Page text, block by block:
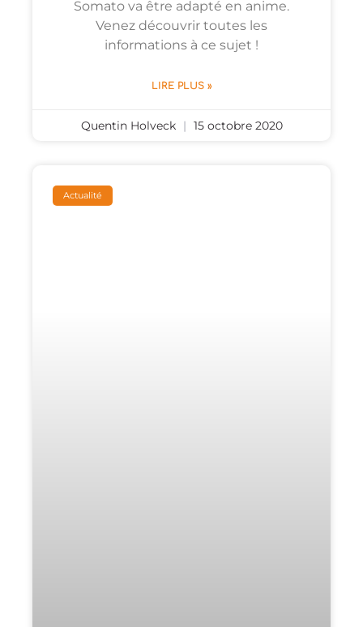
Somato va être adapté en anime.
Venez découvrir toutes les
informations à ce sujet !
LIRE PLUS »
Quentin Holveck 15 octobre 2020
Actualité